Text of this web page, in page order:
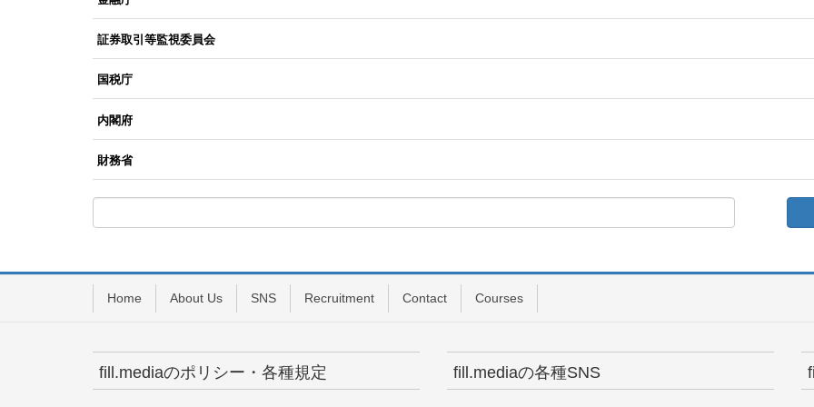
証券取引等監視委員会
国税庁
内閣府
財務省
Home About Us SNS Recruitment Contact Courses
fill.mediaのポリシー・各種規定 fill.mediaの各種SNS